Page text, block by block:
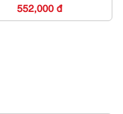
552,000 đ